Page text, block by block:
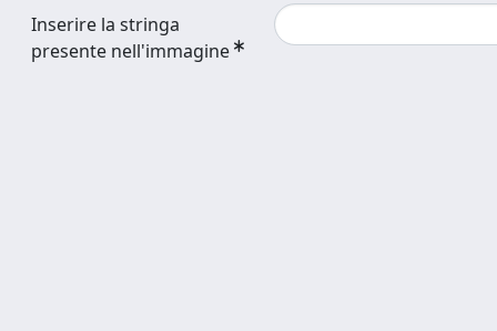
Inserire la stringa
presente nell'immagine